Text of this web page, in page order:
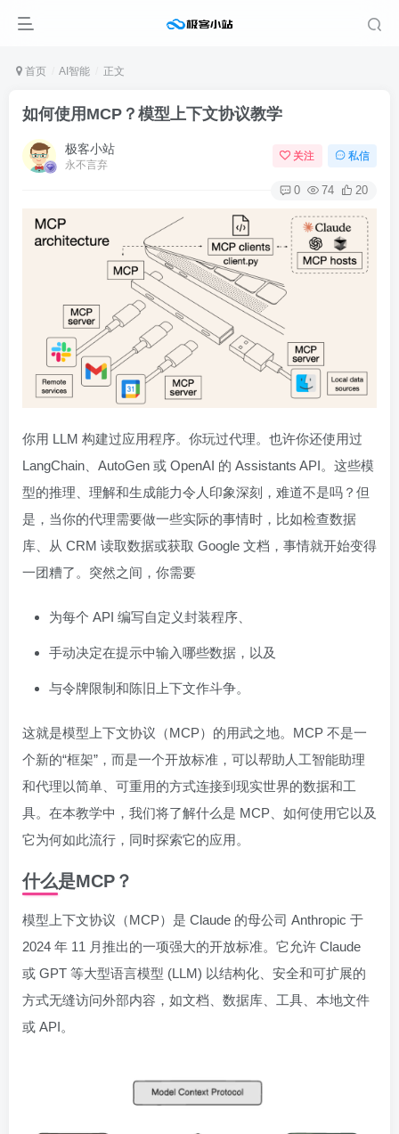
首页 AI智能 正文
如何使用MCP？模型上下文协议教学
极客小站
永不言弃
关注 私信
0 74 20
你用 LLM 构建过应用程序。你玩过代理。也许你还使用过
LangChain、AutoGen 或 OpenAI 的 Assistants API。这些模
型的推理、理解和生成能力令人印象深刻，难道不是吗？但
是，当你的代理需要做一些实际的事情时，比如检查数据
库、从 CRM 读取数据或获取 Google 文档，事情就开始变得
一团糟了。突然之间，你需要
为每个 API 编写自定义封装程序、
手动决定在提示中输入哪些数据，以及
与令牌限制和陈旧上下文作斗争。
这就是模型上下文协议（MCP）的用武之地。MCP 不是一
个新的“框架”，而是一个开放标准，可以帮助人工智能助理
和代理以简单、可重用的方式连接到现实世界的数据和工
具。在本教学中，我们将了解什么是 MCP、如何使用它以及
它为何如此流行，同时探索它的应用。
什么是MCP？
模型上下文协议（MCP）是 Claude 的母公司 Anthropic 于
2024 年 11 月推出的一项强大的开放标准。它允许 Claude
或 GPT 等大型语言模型 (LLM) 以结构化、安全和可扩展的
方式无缝访问外部内容，如文档、数据库、工具、本地文件
或 API。